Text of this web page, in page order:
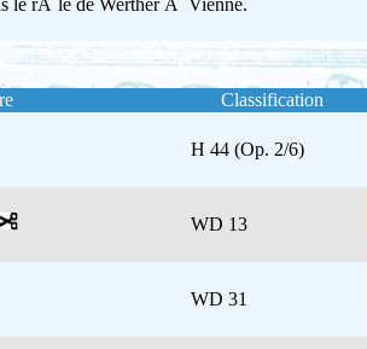
le rÃ´le de Werther Ã Vienne.
Classification
H 44 (Op. 2/6)
WD 13
WD 31